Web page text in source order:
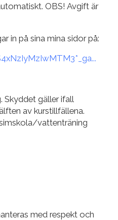
OBS! Avgift är
in på sina mina sidor på:
Skyddet gäller ifall
av kurstillfällena.
vattenträning
med respekt och